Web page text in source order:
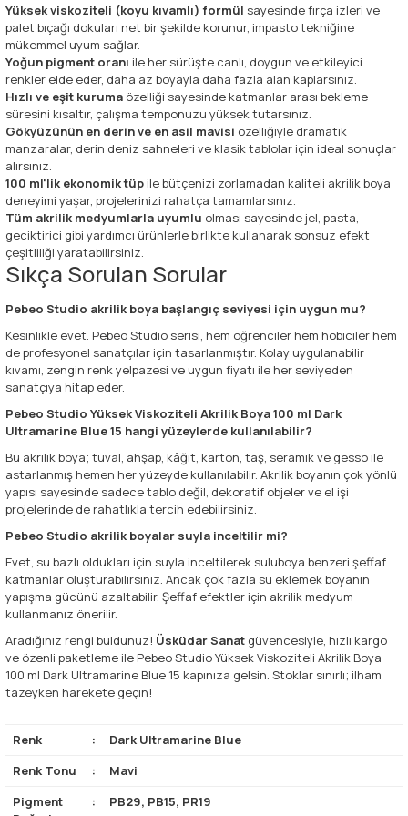
Yüksek viskoziteli (koyu kıvamlı) formül sayesinde fırça izleri ve
palet bıçağı dokuları net bir şekilde korunur, impasto tekniğine
mükemmel uyum sağlar.
Yoğun pigment oranı ile her sürüşte canlı, doygun ve etkileyici
renkler elde eder, daha az boyayla daha fazla alan kaplarsınız.
Hızlı ve eşit kuruma özelliği sayesinde katmanlar arası bekleme
süresini kısaltır, çalışma temponuzu yüksek tutarsınız.
Gökyüzünün en derin ve en asil mavisi özelliğiyle dramatik
manzaralar, derin deniz sahneleri ve klasik tablolar için ideal sonuçlar
alırsınız.
100 ml'lik ekonomik tüp ile bütçenizi zorlamadan kaliteli akrilik boya
deneyimi yaşar, projelerinizi rahatça tamamlarsınız.
Tüm akrilik medyumlarla uyumlu olması sayesinde jel, pasta,
geciktirici gibi yardımcı ürünlerle birlikte kullanarak sonsuz efekt
çeşitliliği yaratabilirsiniz.
Sıkça Sorulan Sorular
Pebeo Studio akrilik boya başlangıç seviyesi için uygun mu?
Kesinlikle evet. Pebeo Studio serisi, hem öğrenciler hem hobiciler hem
de profesyonel sanatçılar için tasarlanmıştır. Kolay uygulanabilir
kıvamı, zengin renk yelpazesi ve uygun fiyatı ile her seviyeden
sanatçıya hitap eder.
Pebeo Studio Yüksek Viskoziteli Akrilik Boya 100 ml Dark
Ultramarine Blue 15 hangi yüzeylerde kullanılabilir?
Bu akrilik boya; tuval, ahşap, kâğıt, karton, taş, seramik ve gesso ile
astarlanmış hemen her yüzeyde kullanılabilir. Akrilik boyanın çok yönlü
yapısı sayesinde sadece tablo değil, dekoratif objeler ve el işi
projelerinde de rahatlıkla tercih edebilirsiniz.
Pebeo Studio akrilik boyalar suyla inceltilir mi?
Evet, su bazlı oldukları için suyla inceltilerek suluboya benzeri şeffaf
katmanlar oluşturabilirsiniz. Ancak çok fazla su eklemek boyanın
yapışma gücünü azaltabilir. Şeffaf efektler için akrilik medyum
kullanmanız önerilir.
Aradığınız rengi buldunuz! Üsküdar Sanat güvencesiyle, hızlı kargo
ve özenli paketleme ile Pebeo Studio Yüksek Viskoziteli Akrilik Boya
100 ml Dark Ultramarine Blue 15 kapınıza gelsin. Stoklar sınırlı; ilham
tazeyken harekete geçin!
Renk :
Dark Ultramarine Blue
Renk Tonu
:
Mavi
Pigment
: PB29, PB15, PR19